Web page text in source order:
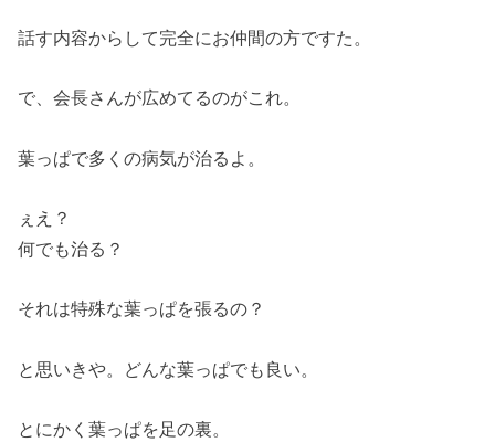
話す内容からして完全にお仲間の方ですた。
で、会長さんが広めてるのがこれ。
葉っぱで多くの病気が治るよ。
ぇえ？
何でも治る？
それは特殊な葉っぱを張るの？
と思いきや。どんな葉っぱでも良い。
とにかく葉っぱを足の裏。